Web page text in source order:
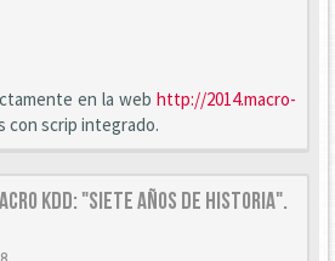
en la web http://2014.macro-
con scrip integrado.
KDD: "Siete años de historia".